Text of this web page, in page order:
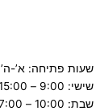
שעות פתיחה: א’-ה’ 9:00 – 17:00
שישי: 9:00 – 15:00
שבת: 10:00 – 17:00